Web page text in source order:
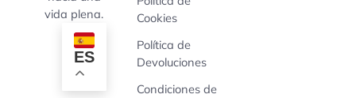
vida plena.
ES
Cookies
Política de
Devoluciones
Condiciones de